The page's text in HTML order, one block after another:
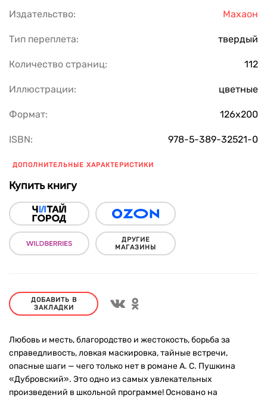
Издательство: Махаон
Тип переплета: твердый
Количество страниц: 112
Иллюстрации: цветные
Формат: 126х200
ISBN: 978-5-389-32521-0
ДОПОЛНИТЕЛЬНЫЕ ХАРАКТЕРИСТИКИ
Купить книгу
ДРУГИЕ
МАГАЗИНЫ
ДОБАВИТЬ В
ЗАКЛАДКИ
Любовь и месть, благородство и жестокость, борьба за
справедливость, ловкая маскировка, тайные встречи,
опасные шаги — чего только нет в романе А. С. Пушкина
«Дубровский». Это одно из самых увлекательных
произведений в школьной программе! Основано на